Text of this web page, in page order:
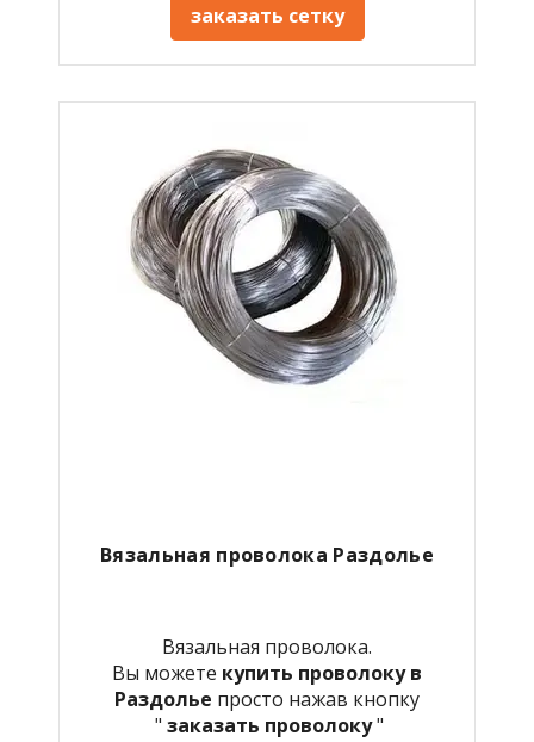
заказать сетку
Вязальная проволока Раздолье
Вязальная проволока.
Вы можете купить проволоку в
Раздолье просто нажав кнопку
" заказать проволоку"